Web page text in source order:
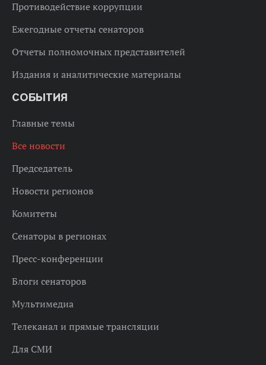
Противодействие коррупции
Ежегодные отчеты сенаторов
Отчеты полномочных представителей
Издания и аналитические материалы
СОБЫТИЯ
Главные темы
Все новости
Председатель
Новости регионов
Комитеты
Сенаторы в регионах
Пресс-конференции
Блоги сенаторов
Мультимедиа
Телеканал и прямые трансляции
Для СМИ